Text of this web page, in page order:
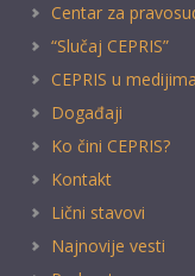
Centar za
“Slučaj CEPRIS”
CEPRIS u medijima
Događaji
Ko čini CEPRIS?
Kontakt
Lični stavovi
Najnovije vesti